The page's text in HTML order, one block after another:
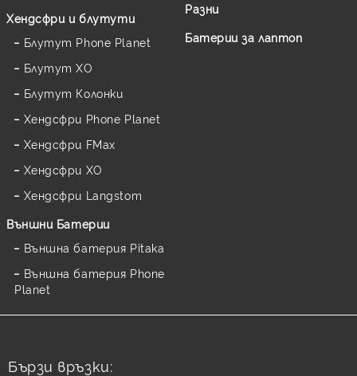
Хендсфри и блутути
Блутут Phone Planet
Блутут XO
Блутут Колонки
Хендсфри Phone Planet
Хендсфри FMax
Хендсфри XO
Хендсфри Langstom
Външни Батерии
Външна батерия Pitaka
Външна батерия Phone
Planet
Разни
Батерии за лаптоп
Бързи връзки: